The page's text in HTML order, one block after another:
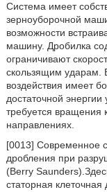
Система имеет
зерноуборочной
возможности
машину. Дробилка
ограничивают
скользящим ударам.
воздействия имеет
достаточной
требуется вращения
направлениях.
[0013] Современное
дробления при
(Berry
статорная